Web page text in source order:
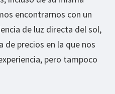
encontrarnos con un
de luz directa del sol,
de precios en la que nos
pero tampoco